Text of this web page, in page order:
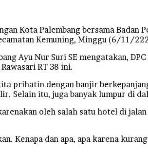
Kota Palembang bersama
Kemuning, Minggu (6/11/
Ayu Nur Suri SE mengatakan,
RT 38 ini.
prihatin dengan banjir
Selain itu, juga banyak lumpur di
oleh salah satu hotel di
Kenapa dan apa, apa karena